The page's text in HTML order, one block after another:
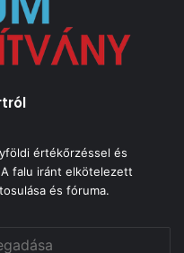
értékőrzéssel és
falu iránt elkötelezett
és fóruma.